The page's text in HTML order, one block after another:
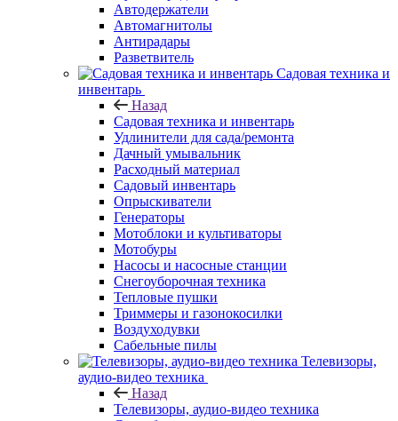
Автодержатели
Автомагнитолы
Антирадары
Разветвитель
Садовая техника и
инвентарь
Назад
Садовая техника и инвентарь
Удлинители для сада/ремонта
Дачный умывальник
Расходный материал
Садовый инвентарь
Опрыскиватели
Генераторы
Мотоблоки и культиваторы
Мотобуры
Насосы и насосные станции
Снегоуборочная техника
Тепловые пушки
Триммеры и газонокосилки
Воздуходувки
Сабельные пилы
Телевизоры,
аудио-видео техника
Назад
Телевизоры, аудио-видео техника